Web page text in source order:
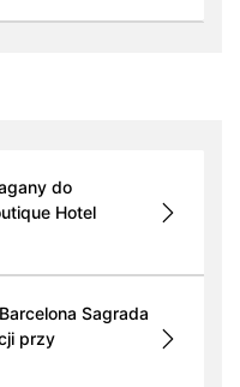
do
Hotel
Sagrada
przy